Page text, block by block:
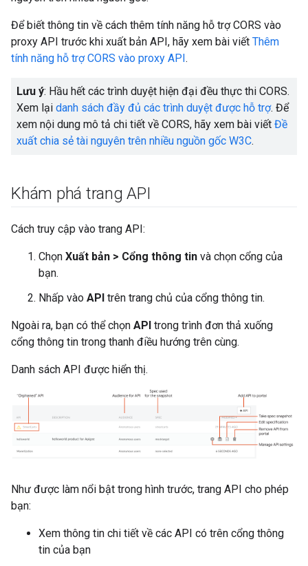
Để biết thông tin về cách thêm tính năng hỗ trợ CORS vào
proxy API trước khi xuất bản API, hãy xem bài viết Thêm
tính năng hỗ trợ CORS vào proxy API.
Lưu ý: Hầu hết các trình duyệt hiện đại đều thực thi CORS.
Xem lại danh sách đầy đủ các trình duyệt được hỗ trợ. Để
xem nội dung mô tả chi tiết về CORS, hãy xem bài viết Đề
xuất chia sẻ tài nguyên trên nhiều nguồn gốc W3C.
Khám phá trang API
Cách truy cập vào trang API:
Chọn Xuất bản > Cổng thông tin và chọn cổng của
bạn.
Nhấp vào API trên trang chủ của cổng thông tin.
Ngoài ra, bạn có thể chọn API trong trình đơn thả xuống
cổng thông tin trong thanh điều hướng trên cùng.
Danh sách API được hiển thị.
Như được làm nổi bật trong hình trước, trang API cho phép
bạn:
Xem thông tin chi tiết về các API có trên cổng thông
tin của bạn